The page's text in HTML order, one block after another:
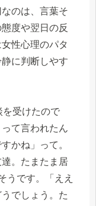
のは、言葉そ
度や翌日の反
性心理のパタ
に判断しやす
を受けたので
て言われたん
かね」って。
。たまたま居
うです。「ええ
でしょう。た